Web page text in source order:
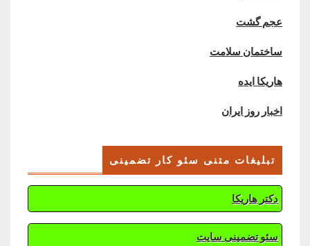
عجم گشت
ساختمان سلامت
هاریکا ایده
اخبار روز ایران
تبلیغات متنی سئو کار تضمینی
دکتر هاریکا
سئو تضمینی سایت